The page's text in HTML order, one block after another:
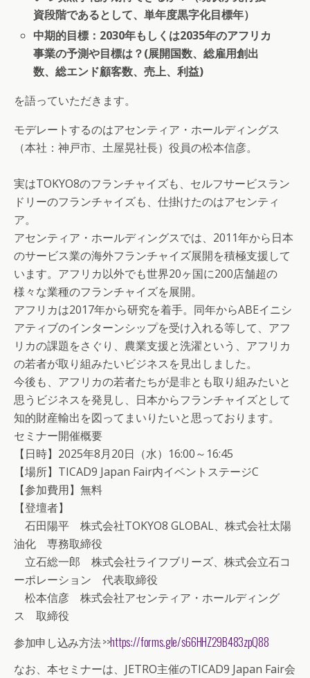
資段階であるとして、単年度黒字化目標年）
中期的目標：2030年もしくは2035年のアフリカ
事業の予測や目標は？(展開国数、総雇用創出
数、総エンド顧客数、売上、利益)
を語っていただきます。
モデレートするのはアセンティア・ホールディングス
（本社：神戸市、土屋晃社長）役員の松本信彦。
実はTOKYO8のフランチャイズも、セルフサービスラン
ドリーのフランチャイズも、仕掛けたのはアセンティ
ア。
アセンティア・ホールディングスでは、2011年から日本
のサービス業の海外フランチャイズ展開を積極支援して
います。アフリカ以外でも世界20ヶ国に200店舗超の
様々な業種のフランチャイズを展開。
アフリカは2017年から研究を着手。同年からABEイニシ
アティブのインターンシップを受け入れる等して、アフ
リカの課題をさぐり、農業支援と洗濯という、アフリカ
の若者が取り組みたいビジネスを見出しました。
今後も、アフリカの若者たちが是非とも取り組みたいと
思うビジネスを発見し、日本からフランチャイズとして
知的財産輸出を図ってまいりたいと思っております。
セミナー開催概要
【日時】2025年8月20日（水）16:00～16:45
【場所】TICAD9 Japan Fair内イベントステージC
【参加費用】無料
【登壇者】
石田陽平 株式会社TOKYO8 GLOBAL、株式会社太陽
油化 専務取締役
立石総一郎 株式会社ライフブリーズ、株式会立石コ
ーポレーション 代表取締役
松本信彦 株式会社アセンティア・ホールディング
ス 取締役
参加申し込み方法 >>https://forms.gle/s66HHZ29B483zpQ88
なお、本セミナーは、JETRO主催のTICAD9 Japan Fair会